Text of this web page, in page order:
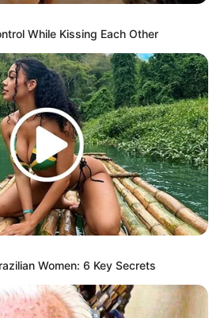
While Kissing Each Other
Women: 6 Key Secrets